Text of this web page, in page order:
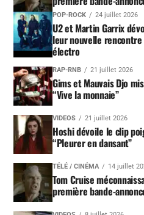
POP-ROCK 24 juillet 2026
U2 et Martin Garrix
leur nouvelle
électro
RAP-RNB 21 juillet 2026
Gims et Mauvais Djo
“Vive la monnaie”
VIDEOS 21 juillet 2026
Hoshi dévoile le clip
“Pleurer en dansant”
TÉLÉ / CINÉMA 14 juillet
Tom Cruise
première bande-